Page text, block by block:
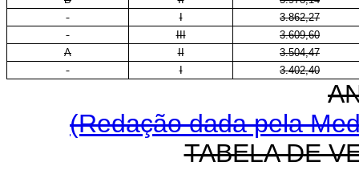
I
3.862,27
III
3.609,60
A
II
3.504,47
I
3.402,40
(Redação dada pela
TABELA DE